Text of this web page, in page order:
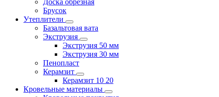
Доска обрезная
Брусок
Утеплители
Базальтовая вата
Экструзия
Экструзия 50 мм
Экструзия 30 мм
Пенопласт
Керамзит
Керамзит 10 20
Кровельные материалы